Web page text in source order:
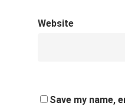
Website
Save my name,